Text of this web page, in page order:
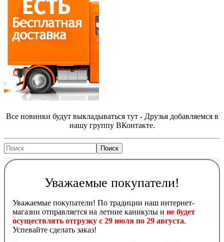
Все новинки будут выкладываться тут - Друзья добавляемся в
нашу группу ВКонтакте.
Уважаемые покупатели!
Уважаемые покупатели! По традиции наш интернет-
магазин отправляется на летние каникулы и не будет
осуществлять отгрузку с 29 июля по 29 августа.
Успевайте сделать заказ!